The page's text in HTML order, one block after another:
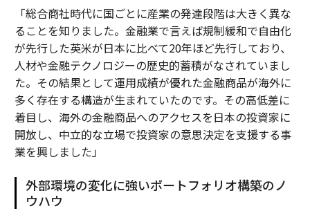
「総合商社時代に国ごとに産業の発達段階は大きく異な
ることを知りました。金融業で言えば規制緩和で自由化
が先行した英米が日本に比べて20年ほど先行しており、
人材や金融テクノロジーの歴史的蓄積がなされていまし
た。その結果として運用成績が優れた金融商品が海外に
多く存在する構造が生まれていたのです。その高低差に
着目し、海外の金融商品へのアクセスを日本の投資家に
開放し、中立的な立場で投資家の意思決定を支援する事
業を興しました」
外部環境の変化に強いポートフォリオ構築のノ
ウハウ